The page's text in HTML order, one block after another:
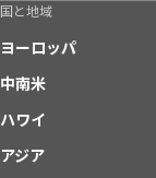
国と地域
ヨーロッパ
中南米
ハワイ
アジア